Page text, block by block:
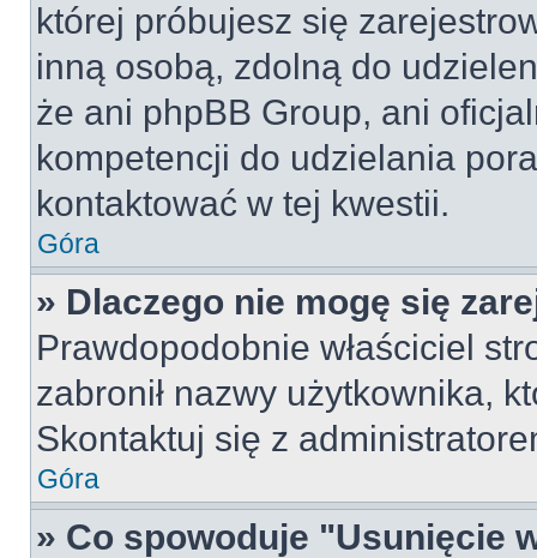
której próbujesz się
inną osobą, zdolną do
że ani phpBB Group, ani
kompetencji do udzielania
kontaktować w tej kwestii.
Góra
» Dlaczego nie mogę się
Prawdopodobnie właściciel
zabronił nazwy użytkownika,
Skontaktuj się z
Góra
» Co spowoduje "Usunięcie